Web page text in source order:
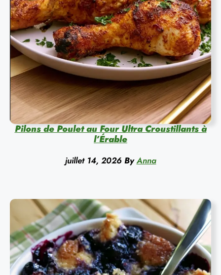
Pilons de Poulet au Four Ultra Croustillants à
l’Érable
juillet 14, 2026 By Anna